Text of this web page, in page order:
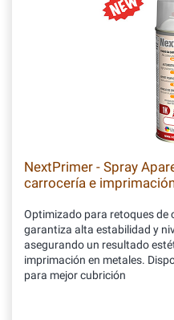
NextPrimer - Spray
carrocería e
Optimizado para retoques de
garantiza alta estabilidad y
asegurando un resultado
imprimación en metales.
para mejor cubrición